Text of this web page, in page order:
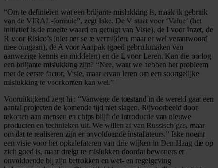
“Om te definiëren wat een briljante mislukking is, maak ik gebruik
van de VIRAL-formule”, zegt Iske. De V staat voor ‘Value’ (het
initiatief is de moeite waard en getuigt van Visie), de I voor Inzet, de
R voor Risico’s (niet per se te vermijden, maar er wel verantwoord
mee omgaan), de A voor Aanpak (goed gebruikmaken van
aanwezige kennis en middelen) en de L voor Leren. Kan die oorlog
een briljante mislukking zijn? “Nee, want we hebben het probleem
met de eerste factor, Visie, maar ervan leren om een soortgelijke
mislukking te voorkomen kan wel.”
Vooruitkijkend zegt hij: “Vanwege de toestand in de wereld gaat een
aantal projecten de komende tijd niet slagen. Bijvoorbeeld door
tekorten aan mensen en chips blijft de introductie van nieuwe
producten en technieken uit. We willen af van Russisch gas, maar
om dat te realiseren zijn er onvoldoende installateurs.” Iske noemt
een visie voor het opkalefateren van drie wijken in Den Haag die op
zich goed is, maar dreigt te mislukken doordat bewoners er
onvoldoende bij zijn betrokken en wet- en regelgeving